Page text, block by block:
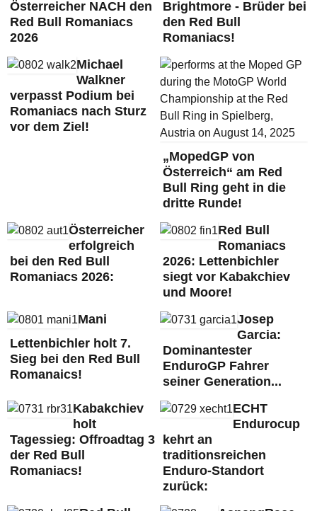
Österreicher NACH den
Red Bull Romaniacs
2026
Brightmore - Brüder bei
den Red Bull
Romaniacs!
Michael
Walkner
verpasst Podium bei
Romaniacs nach Sturz
vor dem Ziel!
„MopedGP von
Österreich“ am Red
Bull Ring geht in die
dritte Runde!
Österreicher
erfolgreich
bei den Red Bull
Romaniacs 2026:
Red Bull
Romaniacs
2026: Lettenbichler
siegt vor Kabakchiev
und Moore!
Mani
Lettenbichler holt 7.
Sieg bei den Red Bull
Romanaics!
Josep
Garcia:
Dominantester
EnduroGP Fahrer
seiner Generation...
Kabakchiev
holt
Tagessieg: Offroadtag 3
der Red Bull
Romaniacs!
ECHT
Endurocup
kehrt an
traditionsreichen
Enduro-Standort
zurück: